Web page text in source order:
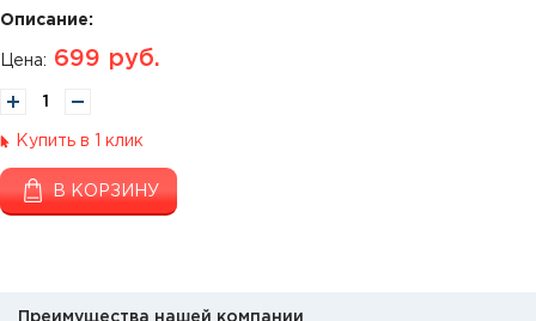
Описание:
Цена: 699 руб.
Купить в 1 клик
В КОРЗИНУ
Преимущества нашей компании